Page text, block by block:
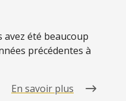
avez été beaucoup
précédentes à
En savoir plus